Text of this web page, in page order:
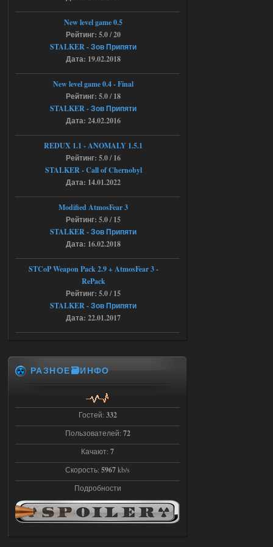
https://rutube.ru/video/50be34
6a53045b746b6f2d80812029a
3/?r=plemwd
Ответить ➤
04.08.2026
STCoP WP 3.4
Объединенный Пак 2 + OGSR +
STCoP WP 3.4
andreyforest1993
там есть опция расшириные
анимации нпс, я поставил
галочку но толку ноль, ни каких
анимаций нет, может это что-то другое,
не известно, больше нет ни каких таких
кнопок по поводу анимаций
Последний рассвет - Эпизод 1
Объединенный Пак 2 + OGSR +
STCoP WP 3.4
Stalker-Mods-Clan-su
Ответить ➤
03.08.2026
New level game 0.5
Рейтинг: 5.0 / 20
STALKER - Зов Припяти
Дата: 19.02.2018
New level game 0.4 - Final
Рейтинг: 5.0 / 18
STALKER - Зов Припяти
Дата: 24.02.2016
REDUX 1.1​​​​​​​ - ANOMALY 1.5.1
Рейтинг: 5.0 / 16
STALKER - Call of Chernobyl
Дата: 14.01.2022
Modified AtmosFear 3
Рейтинг: 5.0 / 15
STALKER - Зов Припяти
Дата: 16.02.2018
STCoP Weapon Pack 2.9 + AtmosFear 3 -
RePack
Рейтинг: 5.0 / 15
STALKER - Зов Припяти
Дата: 22.01.2017
РАЗНОЕ🗃️ИНФО
Гостей: 332
Пользователей: 72
Качают: 7
Скорость: 5967kb/s
Подробности